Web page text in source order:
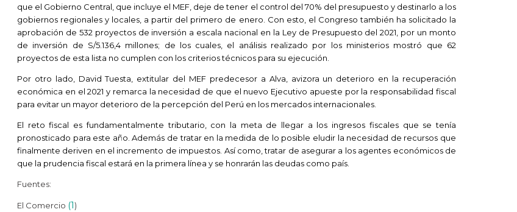
que el Gobierno Central, que incluye el MEF, deje de tener el control del 70% del presupuesto y destinarlo a los
gobiernos regionales y locales, a partir del primero de enero. Con esto, el Congreso también ha solicitado la
aprobación de 532 proyectos de inversión a escala nacional en la Ley de Presupuesto del 2021, por un monto
de inversión de S/5.136,4 millones; de los cuales, el análisis realizado por los ministerios mostró que 62
proyectos de esta lista no cumplen con los criterios técnicos para su ejecución.
Por otro lado, David Tuesta, extitular del MEF predecesor a Alva, avizora un deterioro en la recuperación
económica en el 2021 y remarca la necesidad de que el nuevo Ejecutivo apueste por la responsabilidad fiscal
para evitar un mayor deterioro de la percepción del Perú en los mercados internacionales.
El reto fiscal es fundamentalmente tributario, con la meta de llegar a los ingresos fiscales que se tenía
pronosticado para este año. Además de tratar en la medida de lo posible eludir la necesidad de recursos que
finalmente deriven en el incremento de impuestos. Así como, tratar de asegurar a los agentes económicos de
que la prudencia fiscal estará en la primera línea y se honrarán las deudas como país.
Fuentes:
El Comercio (1)